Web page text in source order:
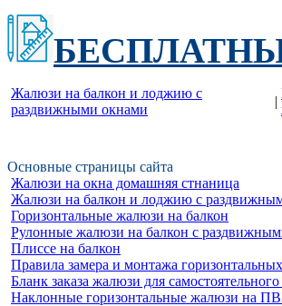
Жалюзи на балкон и лоджию c
раздвижными окнами
|
Основные страницы сайта
Жалюзи на окна домашняя стнаница
Жалюзи на балкон и лоджию c
Горизонтальные жалюзи на балкон
Рулонные жалюзи на балкон с
Плиссе на балкон
Правила замера и монтажа
Бланк заказа жалюзи для самостоятельного
Наклонные горизонтальные жалюзи на